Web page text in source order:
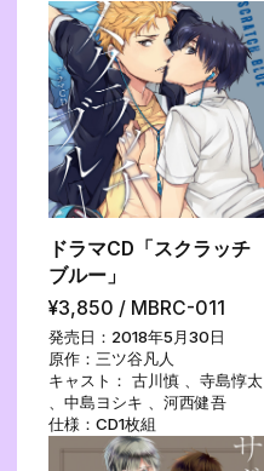
ドラマCD「スクラッチ
ブルー」
¥3,850 / MBRC-011
発売日：2018年5月30日
原作：三ツ谷凡人
キャスト： 古川慎 、寺島惇太
、中島ヨシキ 、河西健吾
仕様：CD1枚組